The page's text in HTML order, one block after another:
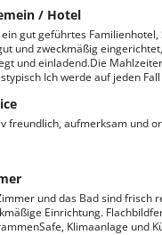
/ Hotel
ein gut geführtes
und zweckmäßig
und einladend.Die
Ich werde auf jeden
freundlich, aufmerksam und
und das Bad sind frisch
Einrichtung.
Klimaanlage und